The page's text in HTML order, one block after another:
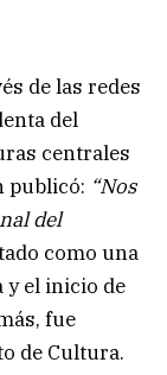
de las redes
del
centrales
publicó: “Nos
del
como una
el inicio de
fue
de Cultura.